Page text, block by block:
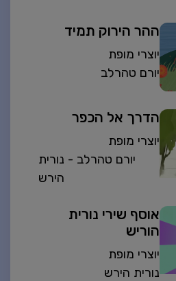
ההר הירוק תמיד
יוצרי מופת
יורם טהרלב
הדרך אל הכפר
יוצרי מופת
יורם טהרלב - נורית
הירש
אוסף שירי נורית
הוריש
יוצרי מופת
נורית הירש